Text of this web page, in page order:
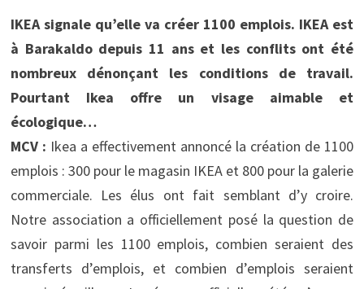
IKEA signale qu’elle va créer 1100 emplois. IKEA est
à Barakaldo depuis 11 ans et les conflits ont été
nombreux dénonçant les conditions de travail.
Pourtant Ikea offre un visage aimable et
écologique…
MCV : Ikea a effectivement annoncé la création de 1100
emplois : 300 pour le magasin IKEA et 800 pour la galerie
commerciale. Les élus ont fait semblant d’y croire.
Notre association a officiellement posé la question de
savoir parmi les 1100 emplois, combien seraient des
transferts d’emplois, et combien d’emplois seraient